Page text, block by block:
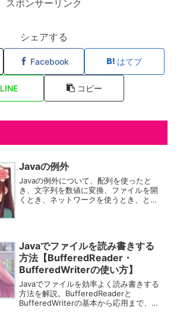
スポンサーリンク
シェアする
Facebook はてブ
LINE コピー
Javaの例外
Javaの例外について、配列を使ったと
き、文字列を数値に変換、ファイルを開
くとき、ネットワークを使うとき、とい
Javaでファイルを読み書きする
方法【BufferedReader・
BufferedWriterの使い方】
Javaでファイルを効率よく読み書きする
方法を解説。BufferedReaderと
BufferedWriterの基本から応用まで、実